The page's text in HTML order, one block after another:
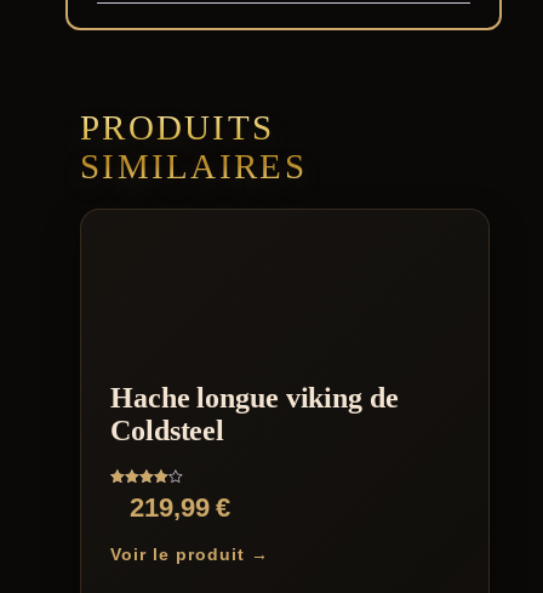
PRODUITS
SIMILAIRES
Hache longue viking de
Coldsteel
Note
4.00219,99€
Voir le produit →